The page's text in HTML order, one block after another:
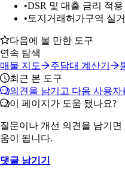
•DSR 및 대출 금리 적
• 토지거래허가구역 실
다음에 볼 만한 도구
연속 탐색
매물 지도
주담대 계산기
최근 본 도구
의견을 남기고 다음 사용자
이 페이지가 도움 됐나요?
질문이나 개선 의견을 남기
움이 됩니다.
댓글 남기기